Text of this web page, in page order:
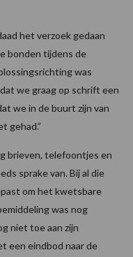
het verzoek gedaan
bonden tijdens de
was
we graag op schrift een
we in de buurt zijn van
gehad.”
brieven, telefoontjes en
sprake van. Bij al die
om het kwetsbare
was nog
niet toe aan zijn
een eindbod naar de